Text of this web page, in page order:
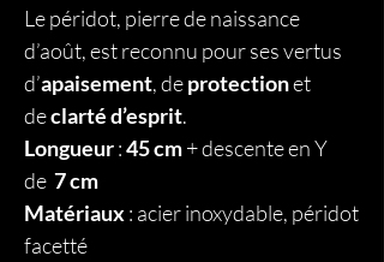
Le péridot, pierre de naissance
d’août, est reconnu pour ses vertus
d’apaisement, deprotectionet
declarté d’esprit.
Longueur:45 cm+ descente en Y
de 7 cm
Matériaux: acier inoxydable, péridot
facetté